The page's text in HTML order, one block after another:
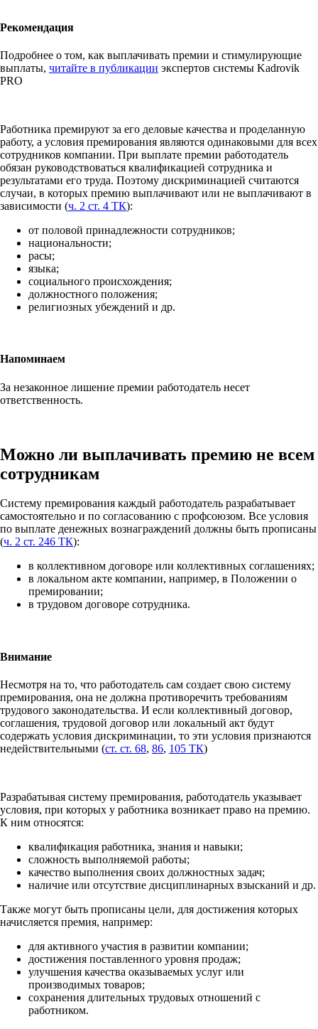
Рекомендация
Подробнее о том, как выплачивать премии и стимулирующие
выплаты, читайте в публикации экспертов системы Kadrovik
PRO
Работника премируют за его деловые качества и проделанную
работу, а условия премирования являются одинаковыми для всех
сотрудников компании. При выплате премии работодатель
обязан руководствоваться квалификацией сотрудника и
результатами его труда. Поэтому дискриминацией считаются
случаи, в которых премию выплачивают или не выплачивают в
зависимости (ч. 2 ст. 4 ТК):
от половой принадлежности сотрудников;
национальности;
расы;
языка;
социального происхождения;
должностного положения;
религиозных убеждений и др.
Напоминаем
За незаконное лишение премии работодатель несет
ответственность.
Можно ли выплачивать премию не всем
сотрудникам
Систему премирования каждый работодатель разрабатывает
самостоятельно и по согласованию с профсоюзом. Все условия
по выплате денежных вознаграждений должны быть прописаны
(ч. 2 ст. 246 ТК):
в коллективном договоре или коллективных соглашениях;
в локальном акте компании, например, в Положении о
премировании;
в трудовом договоре сотрудника.
Внимание
Несмотря на то, что работодатель сам создает свою систему
премирования, она не должна противоречить требованиям
трудового законодательства. И если коллективный договор,
соглашения, трудовой договор или локальный акт будут
содержать условия дискриминации, то эти условия признаются
недействительными (ст. ст. 68, 86, 105 ТК)
Разрабатывая систему премирования, работодатель указывает
условия, при которых у работника возникает право на премию.
К ним относятся:
квалификация работника, знания и навыки;
сложность выполняемой работы;
качество выполнения своих должностных задач;
наличие или отсутствие дисциплинарных взысканий и др.
Также могут быть прописаны цели, для достижения которых
начисляется премия, например:
для активного участия в развитии компании;
достижения поставленного уровня продаж;
улучшения качества оказываемых услуг или
производимых товаров;
сохранения длительных трудовых отношений с
работником.